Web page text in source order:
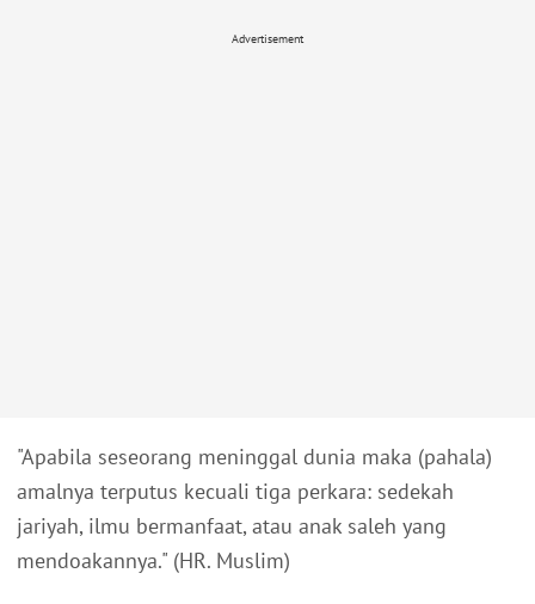
Advertisement
"Apabila seseorang meninggal dunia maka (pahala)
amalnya terputus kecuali tiga perkara: sedekah
jariyah, ilmu bermanfaat, atau anak saleh yang
mendoakannya." (HR. Muslim)